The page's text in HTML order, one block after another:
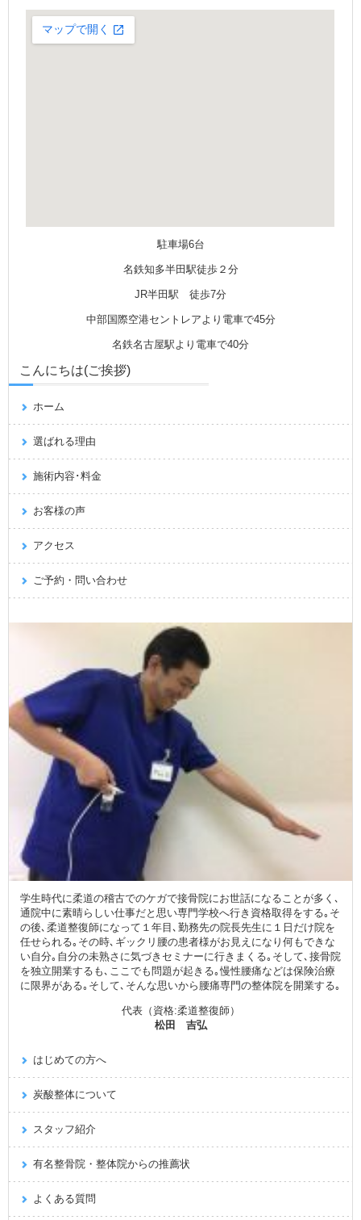
駐車場6台
名鉄知多半田駅徒歩２分
JR半田駅 徒歩7分
中部国際空港セントレアより電車で45分
名鉄名古屋駅より電車で40分
こんにちは(ご挨拶)
ホーム
選ばれる理由
施術内容･料金
お客様の声
アクセス
ご予約・問い合わせ
学生時代に柔道の稽古でのケガで接骨院にお世話になることが多く､
通院中に素晴らしい仕事だと思い専門学校へ行き資格取得をする｡そ
の後､柔道整復師になって１年目､勤務先の院長先生に１日だけ院を
任せられる｡その時､ギックリ腰の患者様がお見えになり何もできな
い自分｡自分の未熟さに気づきセミナーに行きまくる｡そして､接骨院
を独立開業するも､ここでも問題が起きる｡慢性腰痛などは保険治療
に限界がある｡そして､そんな思いから腰痛専門の整体院を開業する｡
代表（資格:柔道整復師）
松田 吉弘
はじめての方へ
炭酸整体について
スタッフ紹介
有名整骨院・整体院からの推薦状
よくある質問